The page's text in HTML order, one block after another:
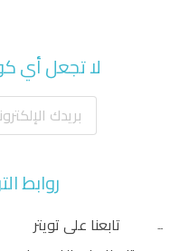
لا تجعل أي
روابط
تابعنا على تويتر